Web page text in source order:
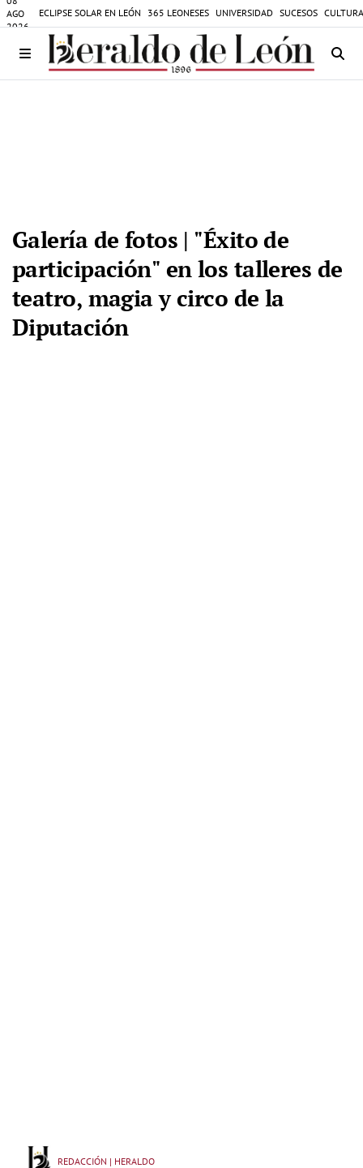
AGO
2026
ECLIPSE SOLAR EN LEÓN 365 LEONESES UNIVERSIDAD SUCESOS
Galería de fotos | "Éxito de
participación" en los talleres de
teatro, magia y circo de la
Diputación
REDACCIÓN | HERALDO